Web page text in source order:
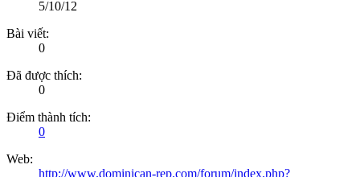
5/10/12
Bài viết:
0
Đã được thích:
0
Điểm thành tích:
0
Web:
http://www.dominican-rep.com/forum/index.php?